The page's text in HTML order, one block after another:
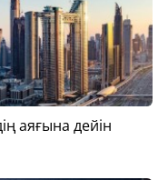
аяғына дейін